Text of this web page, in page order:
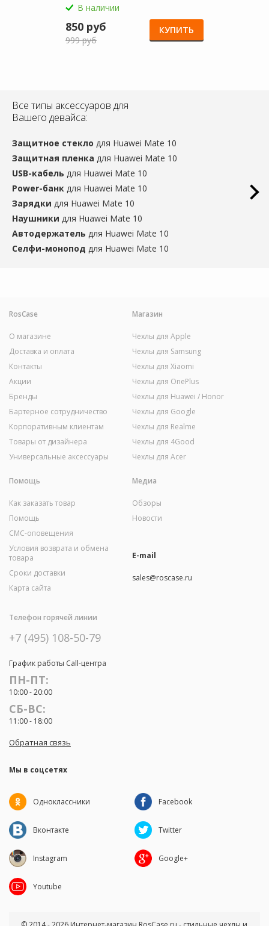
В наличии
850 руб
999 руб
КУПИТЬ
Все типы аксессуаров для
Вашего девайса:
Защитное стекло для Huawei Mate 10
Защитная пленка для Huawei Mate 10
USB-кабель для Huawei Mate 10
Power-банк для Huawei Mate 10
Зарядки для Huawei Mate 10
Наушники для Huawei Mate 10
Автодержатель для Huawei Mate 10
Селфи-монопод для Huawei Mate 10
RosCase
О магазине
Доставка и оплата
Контакты
Акции
Бренды
Бартерное сотрудничество
Корпоративным клиентам
Товары от дизайнера
Универсальные аксессуары
Магазин
Чехлы для Apple
Чехлы для Samsung
Чехлы для Xiaomi
Чехлы для OnePlus
Чехлы для Huawei / Honor
Чехлы для Google
Чехлы для Realme
Чехлы для 4Good
Чехлы для Acer
Помощь
Как заказать товар
Помощь
СМС-оповещения
Условия возврата и обмена
товара
Сроки доставки
Карта сайта
Медиа
Обзоры
Новости
E-mail
sales@roscase.ru
Телефон горячей линии
+7 (495) 108-50-79
График работы Call-центра
ПН-ПТ:
10:00 - 20:00
СБ-ВС:
11:00 - 18:00
Обратная связь
Мы в соцсетях
Одноклассники Facebook
Вконтакте Twitter
Instagram Google+
Youtube